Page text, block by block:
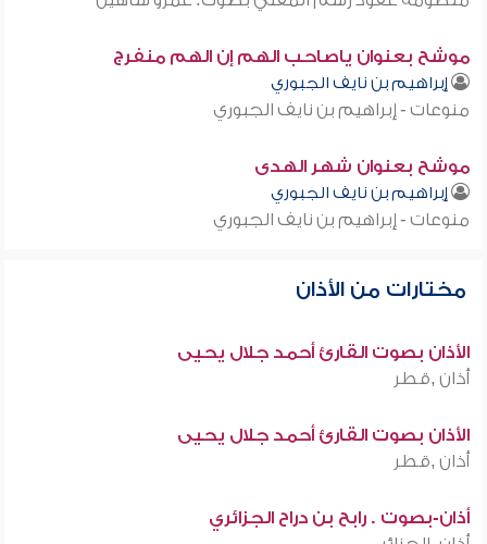
موشح بعنوان ياصاحب الهم إن الهم منفرج
إبراهيم بن نايف الجبوري
منوعات - إبراهيم بن نايف الجبوري
موشح بعنوان شهر الهدى
إبراهيم بن نايف الجبوري
منوعات - إبراهيم بن نايف الجبوري
مختارات من الأذان
الأذان بصوت القارئ أحمد جلال يحيى
أذان ,قطر
الأذان بصوت القارئ أحمد جلال يحيى
أذان ,قطر
أذان-بصوت . رابح بن دراح الجزائري